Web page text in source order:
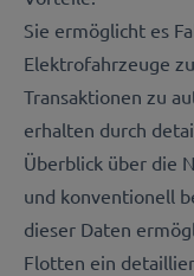
Sie ermöglicht es
Elektrofahrzeuge
Transaktionen zu
erhalten durch
Überblick über die
und konventionell
dieser Daten
Flotten ein